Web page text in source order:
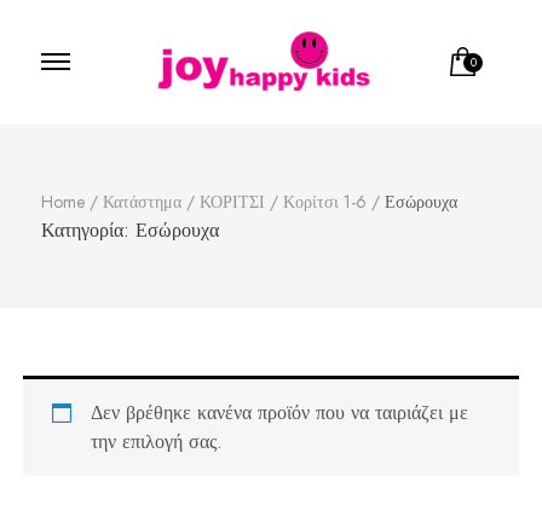
0
Home / Κατάστημα / ΚΟΡΙΤΣΙ / Κορίτσι 1-6 / Εσώρουχα
Κατηγορία: Εσώρουχα
Δεν βρέθηκε κανένα προϊόν που να ταιριάζει με
την επιλογή σας.